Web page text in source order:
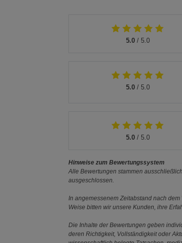
5.0/ 5.0
5.0/ 5.0
5.0/ 5.0
Hinweise zum Bewertungssystem
Alle Bewertungen stammen
ausgeschlossen.
In angemessenem Zeitabstand nach
Weise bitten wir unsere Kunden, ihre
Die Inhalte der Bewertungen geben
deren Richtigkeit, Vollständigkeit oder